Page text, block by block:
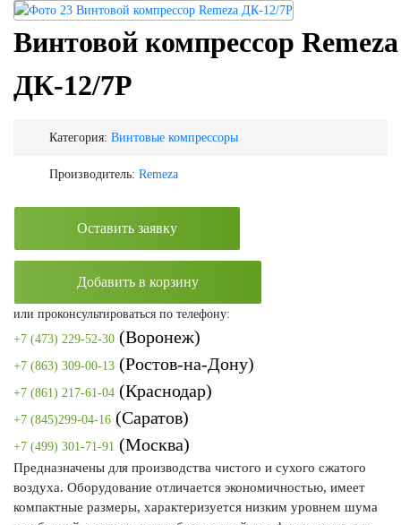
Винтовой компрессор Remeza
ДК-12/7Р
Категория: Винтовые компрессоры
Производитель: Remeza
Оставить заявку
Добавить в корзину
или проконсультироваться по телефону:
+7 (473) 229-52-30 (Воронеж)
+7 (863) 309-00-13 (Ростов-на-Дону)
+7 (861) 217-61-04 (Краснодар)
+7 (845)299-04-16 (Саратов)
+7 (499) 301-71-91 (Москва)
Предназначены для производства чистого и сухого сжатого
воздуха. Оборудование отличается экономичностью, имеет
компактные размеры, характеризуется низким уровнем шума